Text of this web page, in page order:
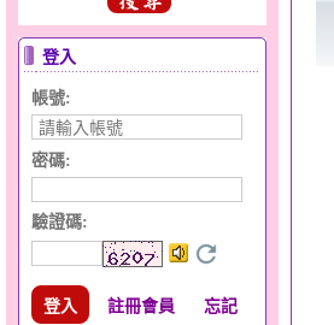
登入
帳號:
密碼:
驗證碼:
註冊會員
忘記